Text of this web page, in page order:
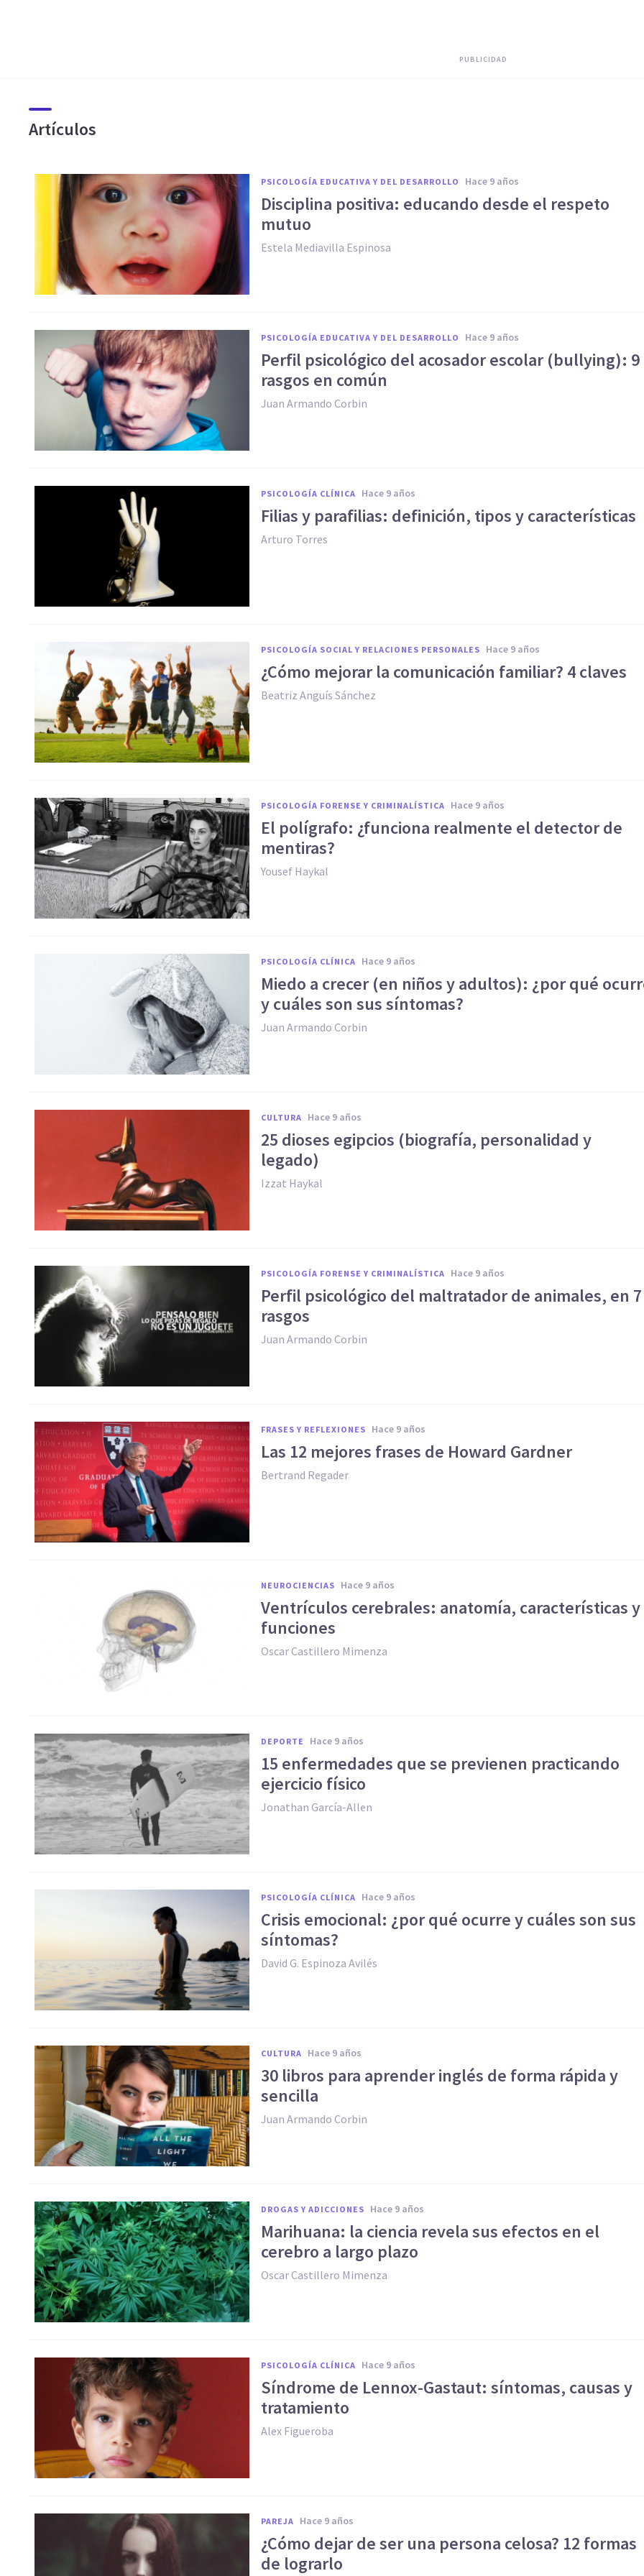
PUBLICIDAD
Artículos
PSICOLOGÍA EDUCATIVA Y DEL DESARROLLO hace 9 años
Disciplina positiva: educando desde el respeto
mutuo
Estela Mediavilla Espinosa
PSICOLOGÍA EDUCATIVA Y DEL DESARROLLO hace 9 años
Perfil psicológico del acosador escolar (bullying): 9
rasgos en común
Juan Armando Corbin
PSICOLOGÍA CLÍNICA hace 9 años
Filias y parafilias: definición, tipos y características
Arturo Torres
PSICOLOGÍA SOCIAL Y RELACIONES PERSONALES hace 9 años
¿Cómo mejorar la comunicación familiar? 4 claves
Beatriz Anguís Sánchez
PSICOLOGÍA FORENSE Y CRIMINALÍSTICA hace 9 años
El polígrafo: ¿funciona realmente el detector de
mentiras?
Yousef Haykal
PSICOLOGÍA CLÍNICA hace 9 años
Miedo a crecer (en niños y adultos): ¿por qué
y cuáles son sus síntomas?
Juan Armando Corbin
CULTURA hace 9 años
25 dioses egipcios (biografía, personalidad y
legado)
Izzat Haykal
PSICOLOGÍA FORENSE Y CRIMINALÍSTICA hace 9 años
​Perfil psicológico del maltratador de animales, en 7
rasgos
Juan Armando Corbin
FRASES Y REFLEXIONES hace 9 años
Las 12 mejores frases de Howard Gardner
Bertrand Regader
NEUROCIENCIAS hace 9 años
Ventrículos cerebrales: anatomía, características y
funciones
Oscar Castillero Mimenza
DEPORTE hace 9 años
​15 enfermedades que se previenen practicando
ejercicio físico
Jonathan García-Allen
PSICOLOGÍA CLÍNICA hace 9 años
Crisis emocional: ¿por qué ocurre y cuáles son sus
síntomas?
David G. Espinoza Avilés
CULTURA hace 9 años
30 libros para aprender inglés de forma rápida y
sencilla
Juan Armando Corbin
DROGAS Y ADICCIONES hace 9 años
Marihuana: la ciencia revela sus efectos en el
cerebro a largo plazo
Oscar Castillero Mimenza
PSICOLOGÍA CLÍNICA hace 9 años
Síndrome de Lennox-Gastaut: síntomas, causas y
tratamiento
Alex Figueroba
PAREJA hace 9 años
¿Cómo dejar de ser una persona celosa? 12 formas
de lograrlo